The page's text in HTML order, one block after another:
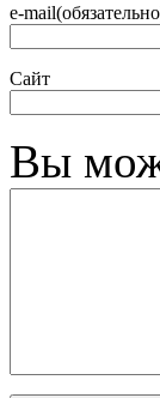
e-
Сайт
Вы